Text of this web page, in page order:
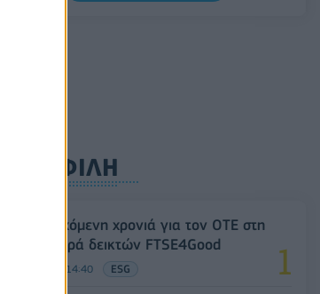
ΔΗΜΟΦΙΛΗ
18η συνεχόμενη χρονιά για τον ΟΤΕ στη
διεθνή σειρά δεικτών FTSE4Good
06/08/2026 - 14:40 ESG